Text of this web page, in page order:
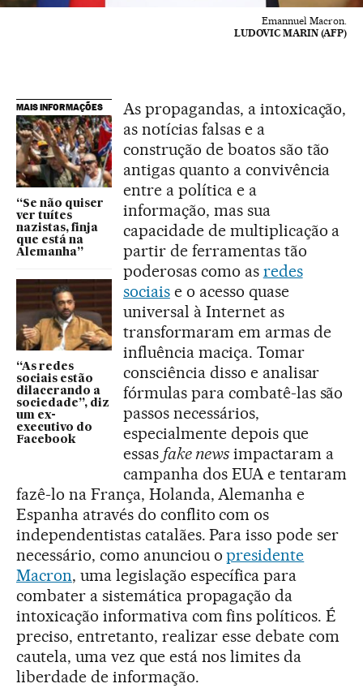
Emannuel Macron.
LUDOVIC MARIN (AFP)
MAIS INFORMAÇÕES
“Se não quiser
ver tuítes
nazistas, finja
que está na
Alemanha”
“As redes
sociais estão
dilacerando a
sociedade”, diz
um ex-
executivo do
Facebook
As propagandas, a intoxicação,
as notícias falsas e a
construção de boatos são tão
antigas quanto a convivência
entre a política e a
informação, mas sua
capacidade de multiplicação a
partir de ferramentas tão
poderosas como as redes
sociaise o acesso quase
universal à Internet as
transformaram em armas de
influência maciça. Tomar
consciência disso e analisar
fórmulas para combatê-las são
passos necessários,
especialmente depois que
essas fake newsimpactaram a
campanha dos EUA e tentaram
fazê-lo na França, Holanda, Alemanha e
Espanha através do conflito com os
independentistas catalães. Para isso pode ser
necessário, como anunciou opresidente
Macron, uma legislação específica para
combater a sistemática propagação da
intoxicação informativa com fins políticos. É
preciso, entretanto, realizar esse debate com
cautela, uma vez que está nos limites da
liberdade de informação.